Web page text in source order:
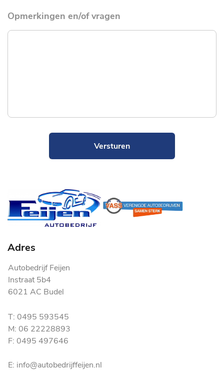
Opmerkingen en/of vragen
Versturen
Adres
Autobedrijf Feijen
Instraat 5b4
6021 AC Budel
T: 0495 593545
M: 06 22228893
F: 0495 497646
E: info@autobedrijffeijen.nl